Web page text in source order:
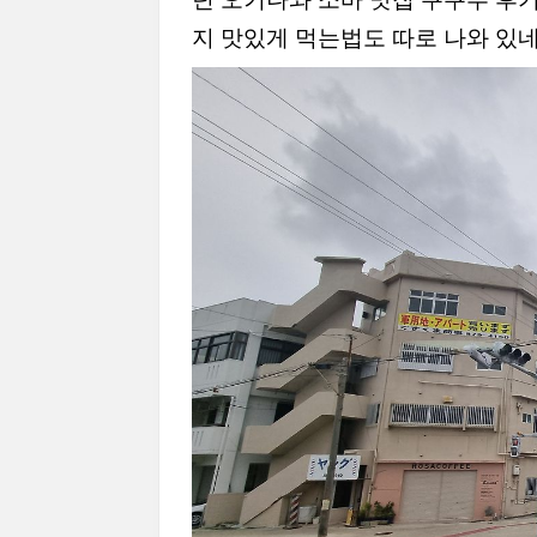
지 맛있게 먹는법도 따로 나와 있